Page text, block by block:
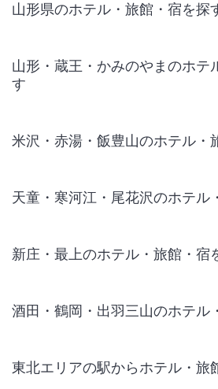
山形県のホテル・旅館・宿を探
山形・蔵王・かみのやまのホテ
す
米沢・赤湯・飯豊山のホテル・
天童・寒河江・尾花沢のホテル
新庄・最上のホテル・旅館・宿
酒田・鶴岡・出羽三山のホテル
東北エリアの駅からホテル・旅